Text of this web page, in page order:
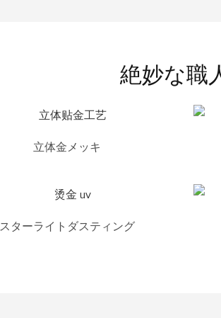
絶妙な職
立体金メッキ
スターライトダスティング